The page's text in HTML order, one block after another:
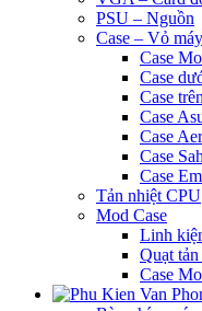
PSU – Nguồn
Case – Vỏ
Case
Case
Case
Case
Case
Case
Case
Tản nhiệt CPU
Mod Case
Linh
Quạt
Case